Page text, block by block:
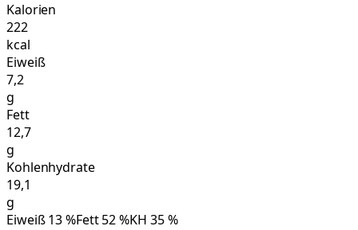
Kalorien
222
kcal
Eiweiß
7,2
g
Fett
12,7
g
Kohlenhydrate
19,1
g
Eiweiß13%Fett52%KH 35%